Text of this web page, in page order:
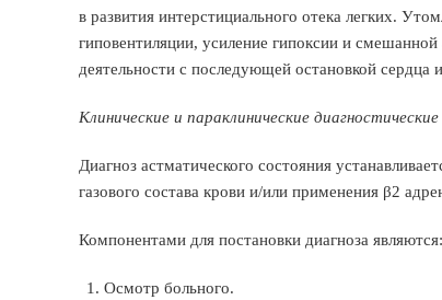
в развития интерстициального отека легких.
гиповентиляции, усиление гипоксии и
деятельности с последующей остановкой сердца
Клинические и параклинические
Диагноз астматического состояния
газового состава крови и/или применения β2
Компонентами для постановки диагноза являются:
Осмотр больного.